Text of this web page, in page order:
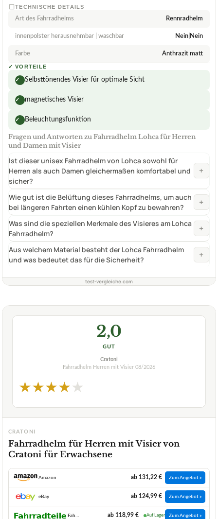
TECHNISCHE DETAILS
Art des Fahrradhelms Rennradhelm
innenpolster herausnehmbar | waschbar Nein|Nein
Farbe Anthrazit matt
✓ VORTEILE
✓ Selbsttönendes Visier für optimale Sicht
✓ magnetisches Visier
✓ Beleuchtungsfunktion
Fragen und Antworten zu Fahrradhelm Lohca für Herren
und Damen mit Visier
Ist dieser unisex Fahrradhelm von Lohca sowohl für
Herren als auch Damen gleichermaßen komfortabel und
sicher?
+
Wie gut ist die Belüftung dieses Fahrradhelms, um auch
bei längeren Fahrten einen kühlen Kopf zu bewahren?
+
Was sind die speziellen Merkmale des Visieres am Lohca
Fahrradhelm?
+
Aus welchem Material besteht der Lohca Fahrradhelm
und was bedeutet das für die Sicherheit?
+
test-vergleiche.com
2,0
GUT
Cratoni
Fahrradhelm Herren mit Visier 08/2026
★★★★★
CRATONI
Fahrradhelm für Herren mit Visier von
Cratoni für Erwachsene
Amazon ab 131,22 € Zum Angebot »
eBay ab 124,99 € Zum Angebot »
ab 118,99 € Auf Lager Zum Angebot »